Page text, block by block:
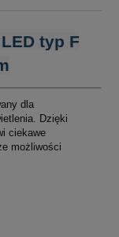
typ F
dla
Dzięki
ciekawe
możliwości